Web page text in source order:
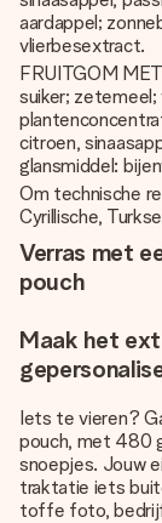
aardappel;
vlierbesextract.
FRUITGOM
suiker;
citroen,
glansmiddel:
Om technische
Cyrillische,
Verras met
pouch
Maak het
Iets te vieren?
pouch, met 480
snoepjes. Jouw
traktatie iets
toffe foto,